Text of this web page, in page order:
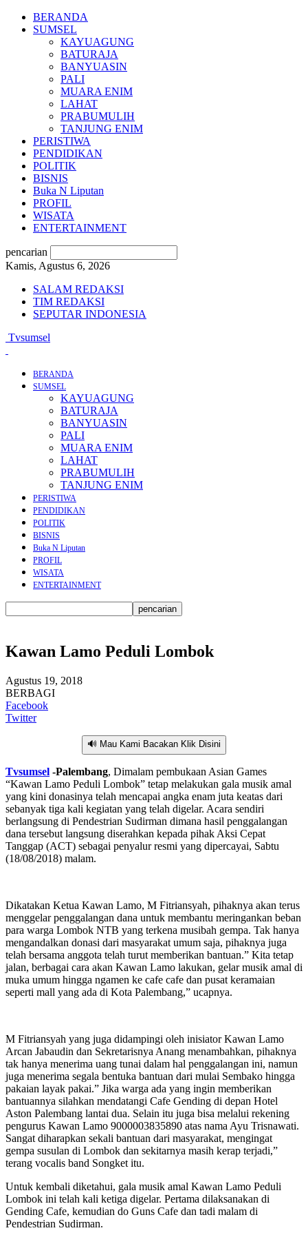
BERANDA
SUMSEL
KAYUAGUNG
BATURAJA
BANYUASIN
PALI
MUARA ENIM
LAHAT
PRABUMULIH
TANJUNG ENIM
PERISTIWA
PENDIDIKAN
POLITIK
BISNIS
Buka N Liputan
PROFIL
WISATA
ENTERTAINMENT
pencarian
Kamis, Agustus 6, 2026
SALAM REDAKSI
TIM REDAKSI
SEPUTAR INDONESIA
Tvsumsel
BERANDA
SUMSEL
KAYUAGUNG
BATURAJA
BANYUASIN
PALI
MUARA ENIM
LAHAT
PRABUMULIH
TANJUNG ENIM
PERISTIWA
PENDIDIKAN
POLITIK
BISNIS
Buka N Liputan
PROFIL
WISATA
ENTERTAINMENT
Kawan Lamo Peduli Lombok
Agustus 19, 2018
BERBAGI
Facebook
Twitter
🔊 Mau Kami Bacakan Klik Disini
Tvsumsel -Palembang, Dimalam pembukaan Asian Games
“Kawan Lamo Peduli Lombok” tetap melakukan gala musik amal
yang kini donasinya telah mencapai angka enam juta keatas dari
sebanyak tiga kali kegiatan yang telah digelar. Acara sendiri
berlangsung di Pendestrian Sudirman dimana hasil penggalangan
dana tersebut langsung diserahkan kepada pihak Aksi Cepat
Tanggap (ACT) sebagai penyalur resmi yang dipercayai, Sabtu
(18/08/2018) malam.
Dikatakan Ketua Kawan Lamo, M Fitriansyah, pihaknya akan terus
menggelar penggalangan dana untuk membantu meringankan beban
para warga Lombok NTB yang terkena musibah gempa. Tak hanya
mengandalkan donasi dari masyarakat umum saja, pihaknya juga
telah bersama anggota telah turut memberikan bantuan.” Kita tetap
jalan, berbagai cara akan Kawan Lamo lakukan, gelar musik amal di
muka umum hingga ngamen ke cafe cafe dan pusat keramaian
seperti mall yang ada di Kota Palembang,” ucapnya.
M Fitriansyah yang juga didampingi oleh inisiator Kawan Lamo
Arcan Jabaudin dan Sekretarisnya Anang menambahkan, pihaknya
tak hanya menerima uang tunai dalam hal penggalangan ini, namun
juga menerima segala bentuka bantuan dari mulai Sembako hingga
pakaian layak pakai.” Jika warga ada yang ingin memberikan
bantuannya silahkan mendatangi Cafe Gending di depan Hotel
Aston Palembang lantai dua. Selain itu juga bisa melalui rekening
pengurus Kawan Lamo 9000003835890 atas nama Ayu Trisnawati.
Sangat diharapkan sekali bantuan dari masyarakat, mengingat
gempa susulan di Lombok dan sekitarnya masih kerap terjadi,”
terang vocalis band Songket itu.
Untuk kembali diketahui, gala musik amal Kawan Lamo Peduli
Lombok ini telah kali ketiga digelar. Pertama dilaksanakan di
Gending Cafe, kemudian do Guns Cafe dan tadi malam di
Pendestrian Sudirman.